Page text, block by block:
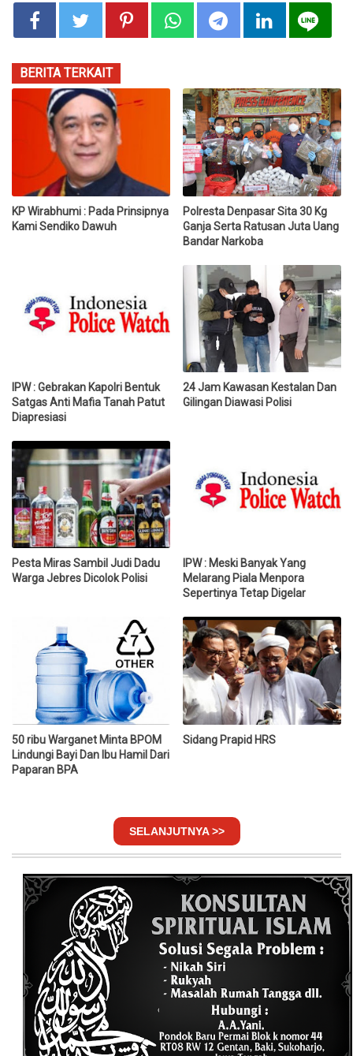
BERITA TERKAIT
KP Wirabhumi : Pada Prinsipnya
Kami Sendiko Dawuh
Polresta Denpasar Sita 30 Kg
Ganja Serta Ratusan Juta Uang
Bandar Narkoba
IPW : Gebrakan Kapolri Bentuk
Satgas Anti Mafia Tanah Patut
Diapresiasi
24 Jam Kawasan Kestalan Dan
Gilingan Diawasi Polisi
Pesta Miras Sambil Judi Dadu
Warga Jebres Dicolok Polisi
IPW : Meski Banyak Yang
Melarang Piala Menpora
Sepertinya Tetap Digelar
50 ribu Warganet Minta BPOM
Lindungi Bayi Dan Ibu Hamil Dari
Paparan BPA
Sidang Prapid HRS
SELANJUTNYA >>